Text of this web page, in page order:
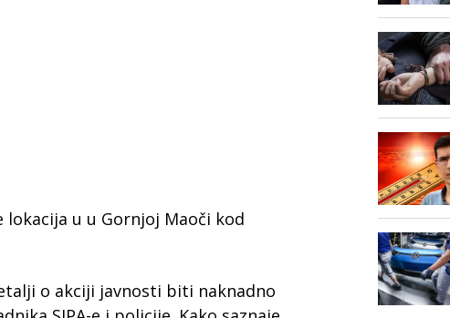
u u Gornjoj Maoči kod
o akciji javnosti biti naknadno